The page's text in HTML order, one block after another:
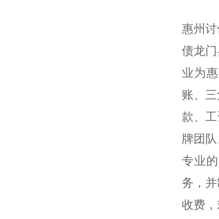
惠州
债龙
业为
账、
款、
牌团
专业
务，
收费